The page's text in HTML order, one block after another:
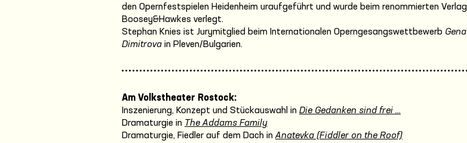
den Opernfestspielen Heidenheim uraufgeführt und wurde beim renommierten Verlag
Boosey&Hawkes verlegt.
Stephan Knies ist Jurymitglied beim Internationalen Operngesangswettbewerb Gena
Dimitrova in Pleven/Bulgarien.
Am Volkstheater Rostock:
Inszenierung, Konzept und Stückauswahl in Die Gedanken sind frei ...
Dramaturgie in The Addams Family
Dramaturgie, Fiedler auf dem Dach in Anatevka (Fiddler on the Roof)